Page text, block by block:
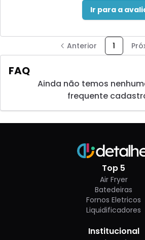
Ir para a
Anterior 1
FAQ
Ainda não temos
frequente
Top 5
Air Fryer
Batedeiras
Fornos Eletricos
Liquidificadores
Institucional